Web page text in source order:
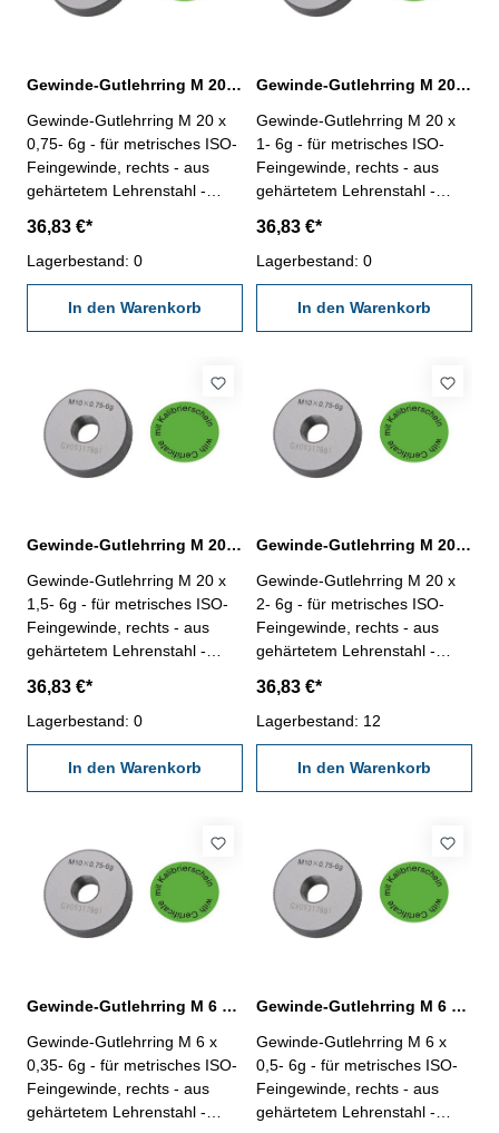
Gewinde-Gutlehrring M 20 x 0,75- 6g DIN 13
Gewinde-Gutlehrring M 20 x
0,75- 6g - für metrisches ISO-
Feingewinde, rechts - aus
gehärtetem Lehrenstahl -
Kalibrierschein nach
VDI/VDE/DGQ 2618/4.8
Abmessung: M 20 x 0,75
36,83 €*
Lagerbestand: 0
In den Warenkorb
Gewinde-Gutlehrring M 20 x 1- 6g DIN 13
Gewinde-Gutlehrring M 20 x
1- 6g - für metrisches ISO-
Feingewinde, rechts - aus
gehärtetem Lehrenstahl -
Kalibrierschein nach
VDI/VDE/DGQ 2618/4.8
Abmessung: M 20 x 1
36,83 €*
Lagerbestand: 0
In den Warenkorb
Gewinde-Gutlehrring M 20 x 1,5- 6g DIN 13
Gewinde-Gutlehrring M 20 x
1,5- 6g - für metrisches ISO-
Feingewinde, rechts - aus
gehärtetem Lehrenstahl -
Kalibrierschein nach
VDI/VDE/DGQ 2618/4.8
Abmessung: M 20 x 1,5
36,83 €*
Lagerbestand: 0
In den Warenkorb
Gewinde-Gutlehrring M 20 x 2- 6g DIN 13
Gewinde-Gutlehrring M 20 x
2- 6g - für metrisches ISO-
Feingewinde, rechts - aus
gehärtetem Lehrenstahl -
Kalibrierschein nach
VDI/VDE/DGQ 2618/4.8
Abmessung: M 20 x 2
36,83 €*
Lagerbestand: 12
In den Warenkorb
Gewinde-Gutlehrring M 6 x 0,35- 6g DIN 13
Gewinde-Gutlehrring M 6 x
0,35- 6g - für metrisches ISO-
Feingewinde, rechts - aus
gehärtetem Lehrenstahl -
Gewinde-Gutlehrring M 6 x 0,5- 6g DIN 13
Gewinde-Gutlehrring M 6 x
0,5- 6g - für metrisches ISO-
Feingewinde, rechts - aus
gehärtetem Lehrenstahl -